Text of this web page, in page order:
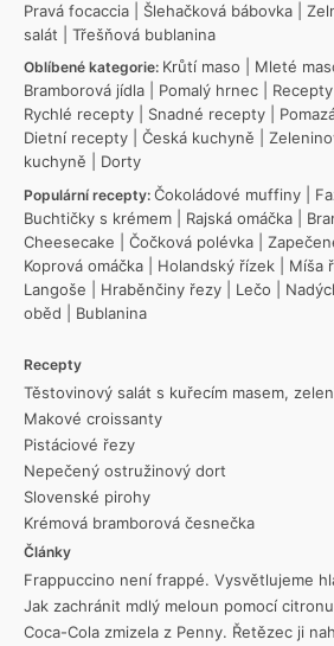
Pravá focaccia
Šlehačková bábovka
salát
Třešňová bublanina
Oblíbené kategorie: Krůtí maso Mleté
Bramborová jídla
Pomalý hrnec
Rychlé recepty
Snadné recepty
Dietní recepty
Česká kuchyně
kuchyně
Dorty
Populární recepty: Čokoládové muffiny
Buchtičky s krémem
Rajská omáčka
Cheesecake
Čočková polévka
Koprová omáčka
Holandský řízek Míša
Langoše
Hraběnčiny řezy Lečo
oběd
Bublanina
Recepty
Těstovinový salát s kuřecím masem,
Makové croissanty
Pistáciové řezy
Nepečený ostružinový dort
Slovenské pirohy
Krémová bramborová česnečka
Články
Frappuccino není frappé. Vysvětlujeme
Jak zachránit mdlý meloun pomocí citronu
Coca-Cola zmizela z Penny. Řetězec ji